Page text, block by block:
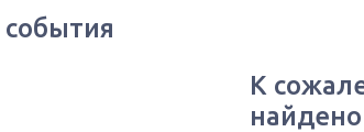
К
найдено